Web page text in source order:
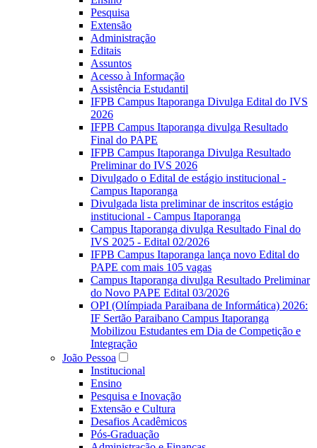
Pesquisa
Extensão
Administração
Editais
Assuntos
Acesso à Informação
Assistência Estudantil
IFPB Campus Itaporanga Divulga Edital do IVS
2026
IFPB Campus Itaporanga divulga Resultado
Final do PAPE
IFPB Campus Itaporanga Divulga Resultado
Preliminar do IVS 2026
Divulgado o Edital de estágio institucional -
Campus Itaporanga
Divulgada lista preliminar de inscritos estágio
institucional - Campus Itaporanga
Campus Itaporanga divulga Resultado Final do
IVS 2025 - Edital 02/2026
IFPB Campus Itaporanga lança novo Edital do
PAPE com mais 105 vagas
Campus Itaporanga divulga Resultado Preliminar
do Novo PAPE Edital 03/2026
OPI (Olímpiada Paraibana de Informática) 2026:
IF Sertão Paraibano Campus Itaporanga
Mobilizou Estudantes em Dia de Competição e
Integração
João Pessoa
Institucional
Ensino
Pesquisa e Inovação
Extensão e Cultura
Desafios Acadêmicos
Pós-Graduação